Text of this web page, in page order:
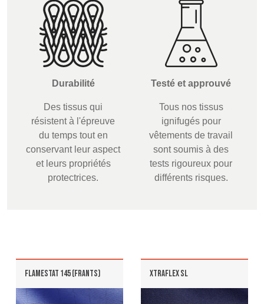
Durabilité
Des tissus qui
résistent à l'épreuve
du temps tout en
conservant leur aspect
et leurs propriétés
protectrices.
Testé et approuvé
Tous nos tissus
ignifugés pour
vêtements de travail
sont soumis à des
tests rigoureux pour
différents risques.
FLAMESTAT 145 (FRANTS) XTRAFLEX SL